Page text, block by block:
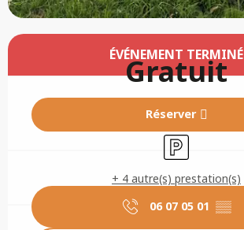
Ouverture et coordonnées
ÉVÉNEMENT TERMINÉ
Gratuit
Réserver
Parking
+ 4 autre(s) prestation(s)
06 07 05 01 ▒▒